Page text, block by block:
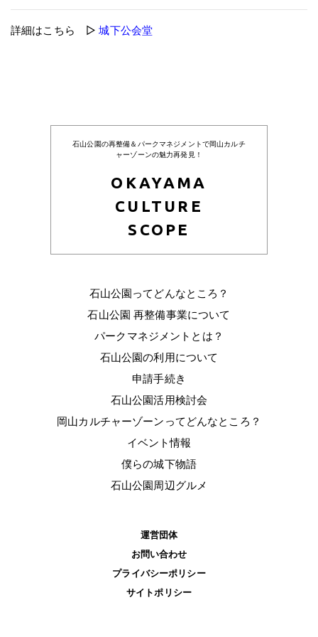
詳細はこちら ▷城下公会堂
石山公園の再整備＆パークマネジメントで岡山カルチ
ャーゾーンの魅力再発見！
OKAYAMA
CULTURE
SCOPE
石山公園ってどんなところ？
石山公園 再整備事業について
パークマネジメントとは？
石山公園の利用について
申請手続き
石山公園活用検討会
岡山カルチャーゾーンってどんなところ？
イベント情報
僕らの城下物語
石山公園周辺グルメ
運営団体
お問い合わせ
プライバシーポリシー
サイトポリシー